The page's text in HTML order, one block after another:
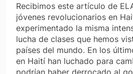
Recibimos este artículo de
jóvenes revolucionarios en
experimentado la misma
lucha de clases que hemos
países del mundo. En los
en Haití han luchado para
podrían haber derrocado al